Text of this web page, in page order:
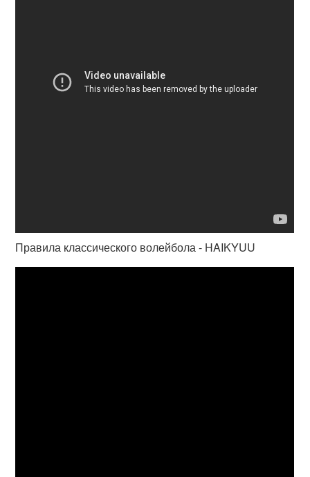
Правила классического волейбола - HAIKYUU